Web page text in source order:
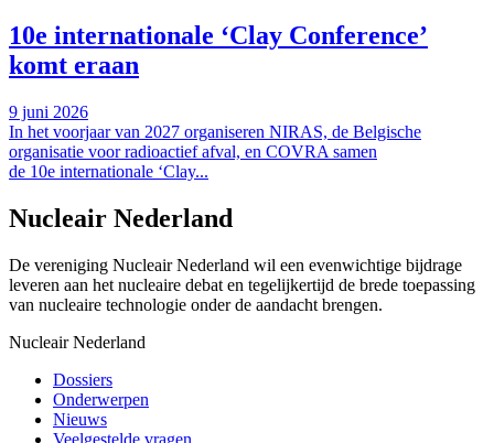
10e internationale ‘Clay Conference’
komt eraan
9 juni 2026
In het voorjaar van 2027 organiseren NIRAS, de Belgische
organisatie voor radioactief afval, en COVRA samen
de 10e internationale ‘Clay...
Nucleair Nederland
De vereniging Nucleair Nederland wil een evenwichtige bijdrage
leveren aan het nucleaire debat en tegelijkertijd de brede toepassing
van nucleaire technologie onder de aandacht brengen.
Nucleair Nederland
Dossiers
Onderwerpen
Nieuws
Veelgestelde vragen